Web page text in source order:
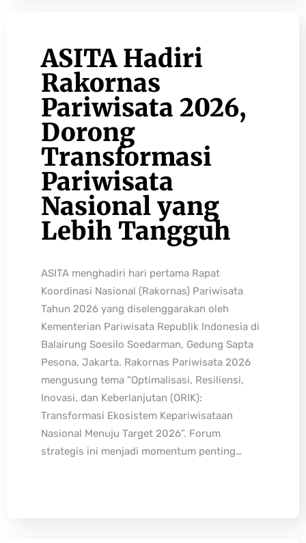
ASITA Hadiri
Rakornas
Pariwisata 2026,
Dorong
Transformasi
Pariwisata
Nasional yang
Lebih Tangguh
ASITA menghadiri hari pertama Rapat
Koordinasi Nasional (Rakornas) Pariwisata
Tahun 2026 yang diselenggarakan oleh
Kementerian Pariwisata Republik Indonesia di
Balairung Soesilo Soedarman, Gedung Sapta
Pesona, Jakarta. Rakornas Pariwisata 2026
mengusung tema “Optimalisasi, Resiliensi,
Inovasi, dan Keberlanjutan (ORIK):
Transformasi Ekosistem Kepariwisataan
Nasional Menuju Target 2026”. Forum
strategis ini menjadi momentum penting…